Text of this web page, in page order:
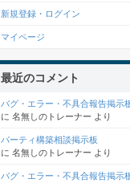
新規登録・ログイン
マイページ
最近のコメント
バグ・エラー・不具合報告掲示
に 名無しのトレーナー より
パーティ構築相談掲示板
に 名無しのトレーナー より
バグ・エラー・不具合報告掲示